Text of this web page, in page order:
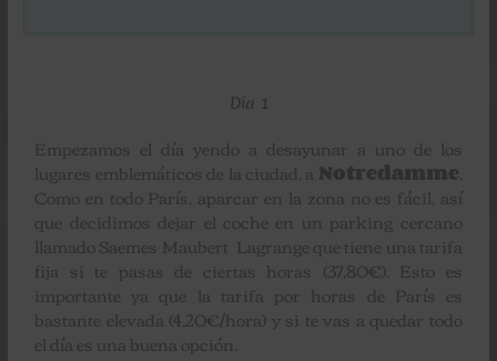
Día 1
Empezamos el día yendo a desayunar a uno de los
lugares emblemáticos de la ciudad, a Notredamme
Como en todo París, aparcar en la zona no es fácil, así
que decidimos dejar el coche en un parking cercano
llamado Saemes Maubert Lagrange que tiene una tarifa
fija si te pasas de ciertas horas (37,80€). Esto es
importante ya que la tarifa por horas de París es
bastante elevada (4,20€/hora) y si te vas a quedar todo
el día es una buena opción.